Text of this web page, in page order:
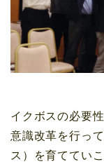
イクボスの必要
意識改革を行っ
ス）を育ててい